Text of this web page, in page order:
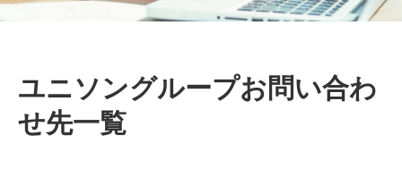
ユニソングループお問い合わ
せ先一覧